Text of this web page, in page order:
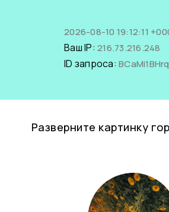
2026-08-10 19:12:11
Ваш IP: 216.73.216.248
ID запроса:
Разверните картинку